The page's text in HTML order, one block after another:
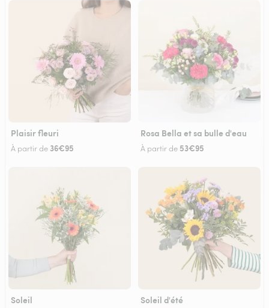
Plaisir fleuri
À partir de 36€95
Rosa Bella et sa bulle d'eau
À partir de 53€95
Soleil Soleil d'été